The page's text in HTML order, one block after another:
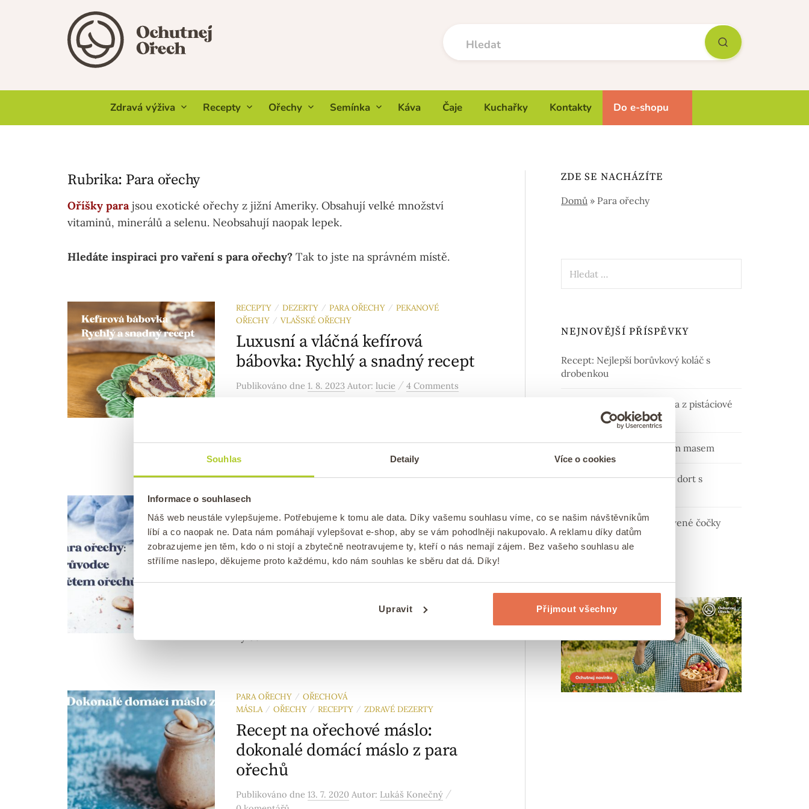
Souhlas Detaily Více o cookies
Informace o souhlasech
Náš web neustále vylepšujeme. Potřebujeme k tomu ale data. Díky vašemu souhlasu víme, co se našim návštěvníkům
líbí a co naopak ne. Data nám pomáhají vylepšovat e-shop, aby se vám pohodlněji nakupovalo. A reklamu díky datům
zobrazujeme jen těm, kdo o ni stojí a zbytečně neotravujeme ty, kteří o nás nemají zájem. Bez vašeho souhlasu ale
střílíme naslepo, děkujeme proto každému, kdo nám souhlas ke sběru dat dá. Díky!
Upravit Přijmout všechny
Zdravá výživa Recepty Ořechy Semínka Káva Čaje Kuchařky Kontakty Do e-shopu
Rubrika: Para ořechy
Oříšky parajsou exotické ořechy z jižní Ameriky. Obsahují velké množství
vitaminů, minerálů a selenu. Neobsahují naopak lepek.
Hledáte inspiraci pro vaření s para ořechy? Tak to jste na správném místě.
RECEPTY / DEZERTY / PARA OŘECHY / PEKANOVÉ
OŘECHY / VLAŠSKÉ OŘECHY
Luxusní a vláčná kefírová
bábovka: Rychlý a snadný recept
Publikováno dne 1. 8. 2023 Autor: lucie / 4 Comments
která je rychlá na přípravu a dokonale vláčná. Pojďme...
PARA OŘECHY
Para ořechy: vše, co o nich
potřebujete vědět
Publikovánodne31. 10. 2021 Autor:Lukáš Konečný /
0 komentářů
✅ Jaké jsou druhy para ořechů ✅ Jak se para ořechy
PARA OŘECHY / OŘECHOVÁ
MÁSLA / OŘECHY / RECEPTY / ZDRAVÉ DEZERTY
Recept na ořechové máslo:
dokonalé domácí máslo z para
ořechů
Publikováno dne 13. 7. 2020 Autor: Lukáš Konečný /
ZDE SE NACHÁZÍTE
Domů » Para ořechy
NEJNOVĚJŠÍ PŘÍSPĚVKY
Recept: Nejlepší borůvkový koláč s
drobenkou
Domácí pistáciová zmrzlina z pistáciové
Těstovinový salát s kuřecím masem
Recept: Domácí pistáciový dort s
Nejlepší pomazánka z červené čočky
AKCE MĚSÍCE